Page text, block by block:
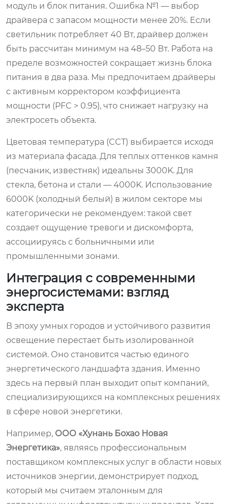
модуль и блок питания. Ошибка №1 — выбор
драйвера с запасом мощности менее 20%. Если
светильник потребляет 40 Вт, драйвер должен
быть рассчитан минимум на 48–50 Вт. Работа на
пределе возможностей сокращает жизнь блока
питания в два раза. Мы предпочитаем драйверы
с активным корректором коэффициента
мощности (PFC > 0.95), что снижает нагрузку на
электросеть объекта.
Цветовая температура (CCT) выбирается исходя
из материала фасада. Для теплых оттенков камня
(песчаник, известняк) идеальны 3000K. Для
стекла, бетона и стали — 4000K. Использование
6000K (холодный белый) в жилом секторе мы
категорически не рекомендуем: такой свет
создает ощущение тревоги и дискомфорта,
ассоциируясь с больничными или
промышленными зонами.
Интеграция с современными
энергосистемами: взгляд
эксперта
В эпоху умных городов и устойчивого развития
освещение перестает быть изолированной
системой. Оно становится частью единого
энергетического ландшафта здания. Именно
здесь на первый план выходит опыт компаний,
специализирующихся на комплексных решениях
в сфере новой энергетики.
Например, ООО «Хунань Бохао Новая
Энергетика», являясь профессиональным
поставщиком комплексных услуг в области новых
источников энергии, демонстрирует подход,
который мы считаем эталонным для